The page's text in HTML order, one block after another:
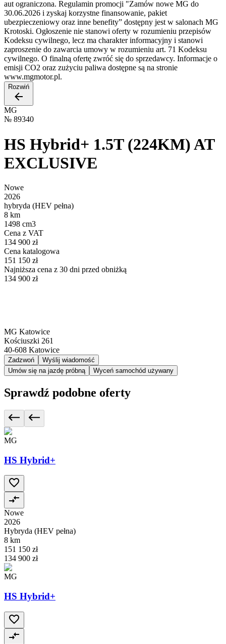
aut ograniczona. Regulamin promocji "Zamów nowe MG do
30.06.2026 i zyskaj korzystne finansowanie, pakiet
ubezpieczeniowy oraz inne benefity” dostępny jest w salonach MG
Krotoski. Ogłoszenie nie stanowi oferty w rozumieniu przepisów
Kodeksu cywilnego, lecz ma charakter informacyjny i stanowi
zaproszenie do zawarcia umowy w rozumieniu art. 71 Kodeksu
cywilnego. O finalną ofertę zwróć się do sprzedawcy. Informacje o
emisji CO2 oraz zużyciu paliwa dostępne są na stronie
www.mgmotor.pl.
Rozwiń
MG
№ 89340
HS Hybrid+ 1.5T (224KM) AT
EXCLUSIVE
Nowe
2026
hybryda (HEV pełna)
8 km
1498 cm3
Cena z VAT
134 900 zł
Cena katalogowa
151 150 zł
Najniższa cena z 30 dni przed obniżką
134 900 zł
MG Katowice
Kościuszki 261
40-608 Katowice
Zadzwoń
Wyślij wiadomość
Umów się na jazdę próbną
Wyceń samochód używany
Sprawdź podobne oferty
MG
HS Hybrid+
Nowe
2026
Hybryda (HEV pełna)
8 km
151 150 zł
134 900 zł
MG
HS Hybrid+